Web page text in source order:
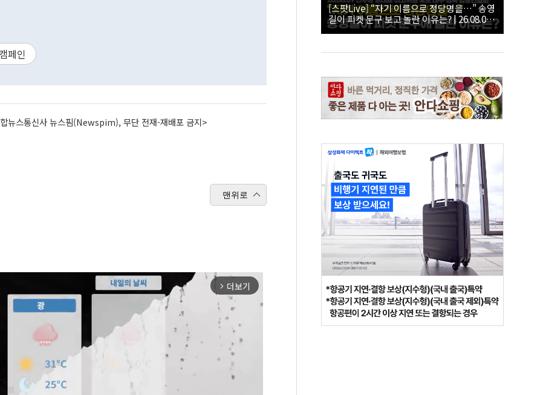
캠페인
뉴스통신사 뉴스핌(Newspim), 무단 전재-재배포 금지>
맨위로
arrow_forward_ios 더보기
[스팟Live] “자기 이름으로 정당명을…” 송영
길이 피켓 문구 보고 놀란 이유는? | 26.08.09
더불어민주당 당대표·최고위원 후보 대구·경